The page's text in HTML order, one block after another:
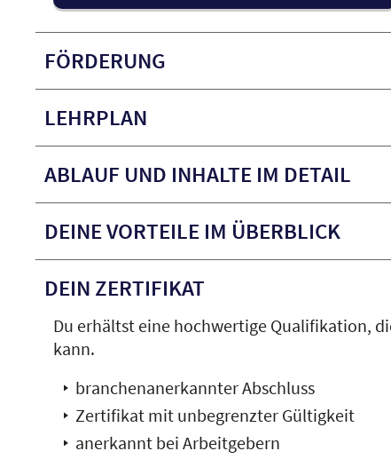
FÖRDERUNG
LEHRPLAN
ABLAUF UND INHALTE IM DETAIL
DEINE VORTEILE IM ÜBERBLICK
DEIN ZERTIFIKAT
Du erhältst eine hochwertige Qualifikation,
kann.
branchenanerkannter Abschluss
Zertifikat mit unbegrenzter Gültigkeit
anerkannt bei Arbeitgebern